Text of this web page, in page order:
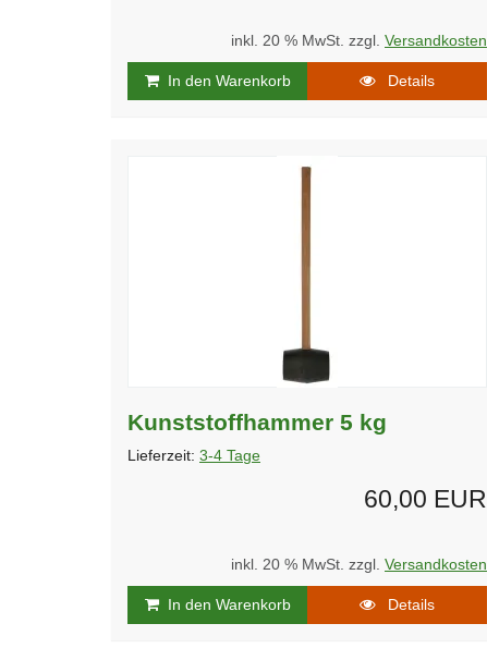
inkl. 20 % MwSt. zzgl. Versandkosten
In den Warenkorb Details
Kunststoffhammer 5 kg
Lieferzeit: 3-4 Tage
60,00 EUR
inkl. 20 % MwSt. zzgl. Versandkosten
In den Warenkorb Details